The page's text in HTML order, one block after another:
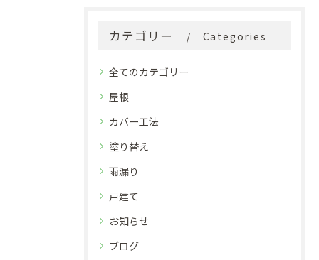
カテゴリー Categories
全てのカテゴリー
屋根
カバー工法
塗り替え
雨漏り
戸建て
お知らせ
ブログ